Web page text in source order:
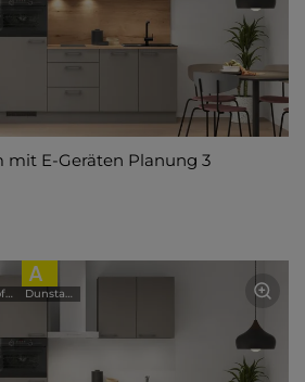
mit E-Geräten Planung 3
Backofen
A
Dunstabzugshaube